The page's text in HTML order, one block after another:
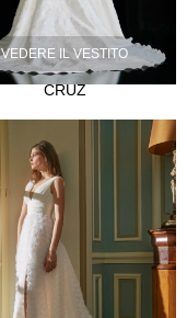
VEDERE IL VESTITO
CRUZ